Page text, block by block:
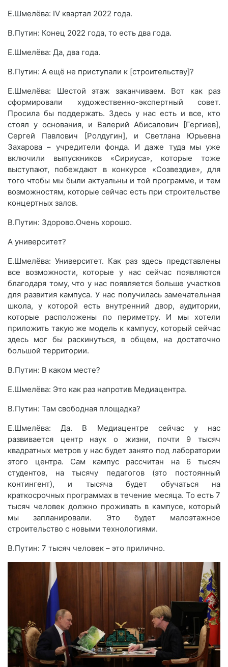
Е.Шмелёва: IV квартал 2022 года.
В.Путин: Конец 2022 года, то есть два года.
Е.Шмелёва: Да, два года.
В.Путин: А ещё не приступали к [строительству]?
Е.Шмелёва: Шестой этаж заканчиваем. Вот как раз
сформировали художественно-экспертный совет.
Просила бы поддержать. Здесь у нас есть и все, кто
стоял у основания, и Валерий Абисалович [Гергиев],
Сергей Павлович [Ролдугин], и Светлана Юрьевна
Захарова – учредители фонда. И даже туда мы уже
включили выпускников «Сириуса», которые тоже
выступают, побеждают в конкурсе «Созвездие», для
того чтобы мы были актуальны и той программе, и тем
возможностям, которые сейчас есть при строительстве
концертных залов.
В.Путин: Здорово.Очень хорошо.
А университет?
Е.Шмелёва: Университет. Как раз здесь представлены
все возможности, которые у нас сейчас появляются
благодаря тому, что у нас появляется больше участков
для развития кампуса. У нас получилась замечательная
школа, у которой есть внутренний двор, аудитории,
которые расположены по периметру. И мы хотели
приложить такую же модель к кампусу, который сейчас
здесь мог бы раскинуться, в общем, на достаточно
большой территории.
В.Путин: В каком месте?
Е.Шмелёва: Это как раз напротив Медиацентра.
В.Путин: Там свободная площадка?
Е.Шмелёва: Да. В Медиацентре сейчас у нас
развивается центр наук о жизни, почти 9 тысяч
квадратных метров у нас будет занято под лаборатории
этого центра. Сам кампус рассчитан на 6 тысяч
студентов, на тысячу педагогов (это постоянный
контингент), и тысяча будет обучаться на
краткосрочных программах в течение месяца. То есть 7
тысяч человек должно проживать в кампусе, который
мы запланировали. Это будет малоэтажное
строительство с новыми технологиями.
В.Путин: 7 тысяч человек – это прилично.